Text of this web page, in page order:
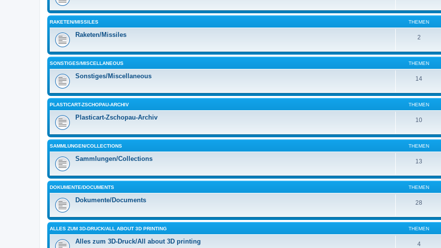
RAKETEN/MISSILES THEMEN
Raketen/Missiles 2
SONSTIGES/MISCELLANEOUS THEMEN
Sonstiges/Miscellaneous 14
PLASTICART-ZSCHOPAU-ARCHIV THEMEN
Plasticart-Zschopau-Archiv 10
SAMMLUNGEN/COLLECTIONS THEMEN
Sammlungen/Collections 13
DOKUMENTE/DOCUMENTS THEMEN
Dokumente/Documents 28
ALLES ZUM 3D-DRUCK/ALL ABOUT 3D PRINTING THEMEN
Alles zum 3D-Druck/All about 3D printing 4